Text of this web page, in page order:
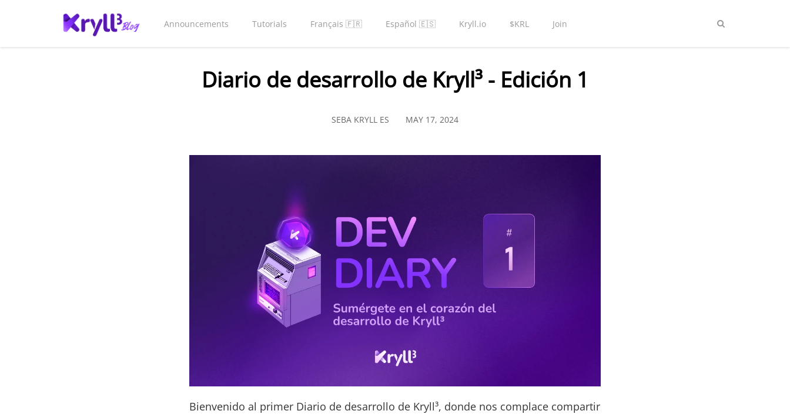
Announcements Tutorials Français 🇫🇷 Español 🇪🇸 Kryll.io $KRL Join
Diario de desarrollo de Kryll³ - Edición 1
SEBA KRYLL ES MAY 17, 2024
Bienvenido al primer Diario de desarrollo de Kryll³, donde nos complace compartir